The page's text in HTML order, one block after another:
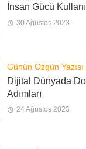
İnsan Gücü
30 Ağustos 2023
Günün Özgün Yazısı
Dijital Dünyada
Adımları
24 Ağustos 2023